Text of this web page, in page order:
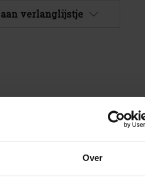
Over
aan verlanglijstje
hoppig en zacht